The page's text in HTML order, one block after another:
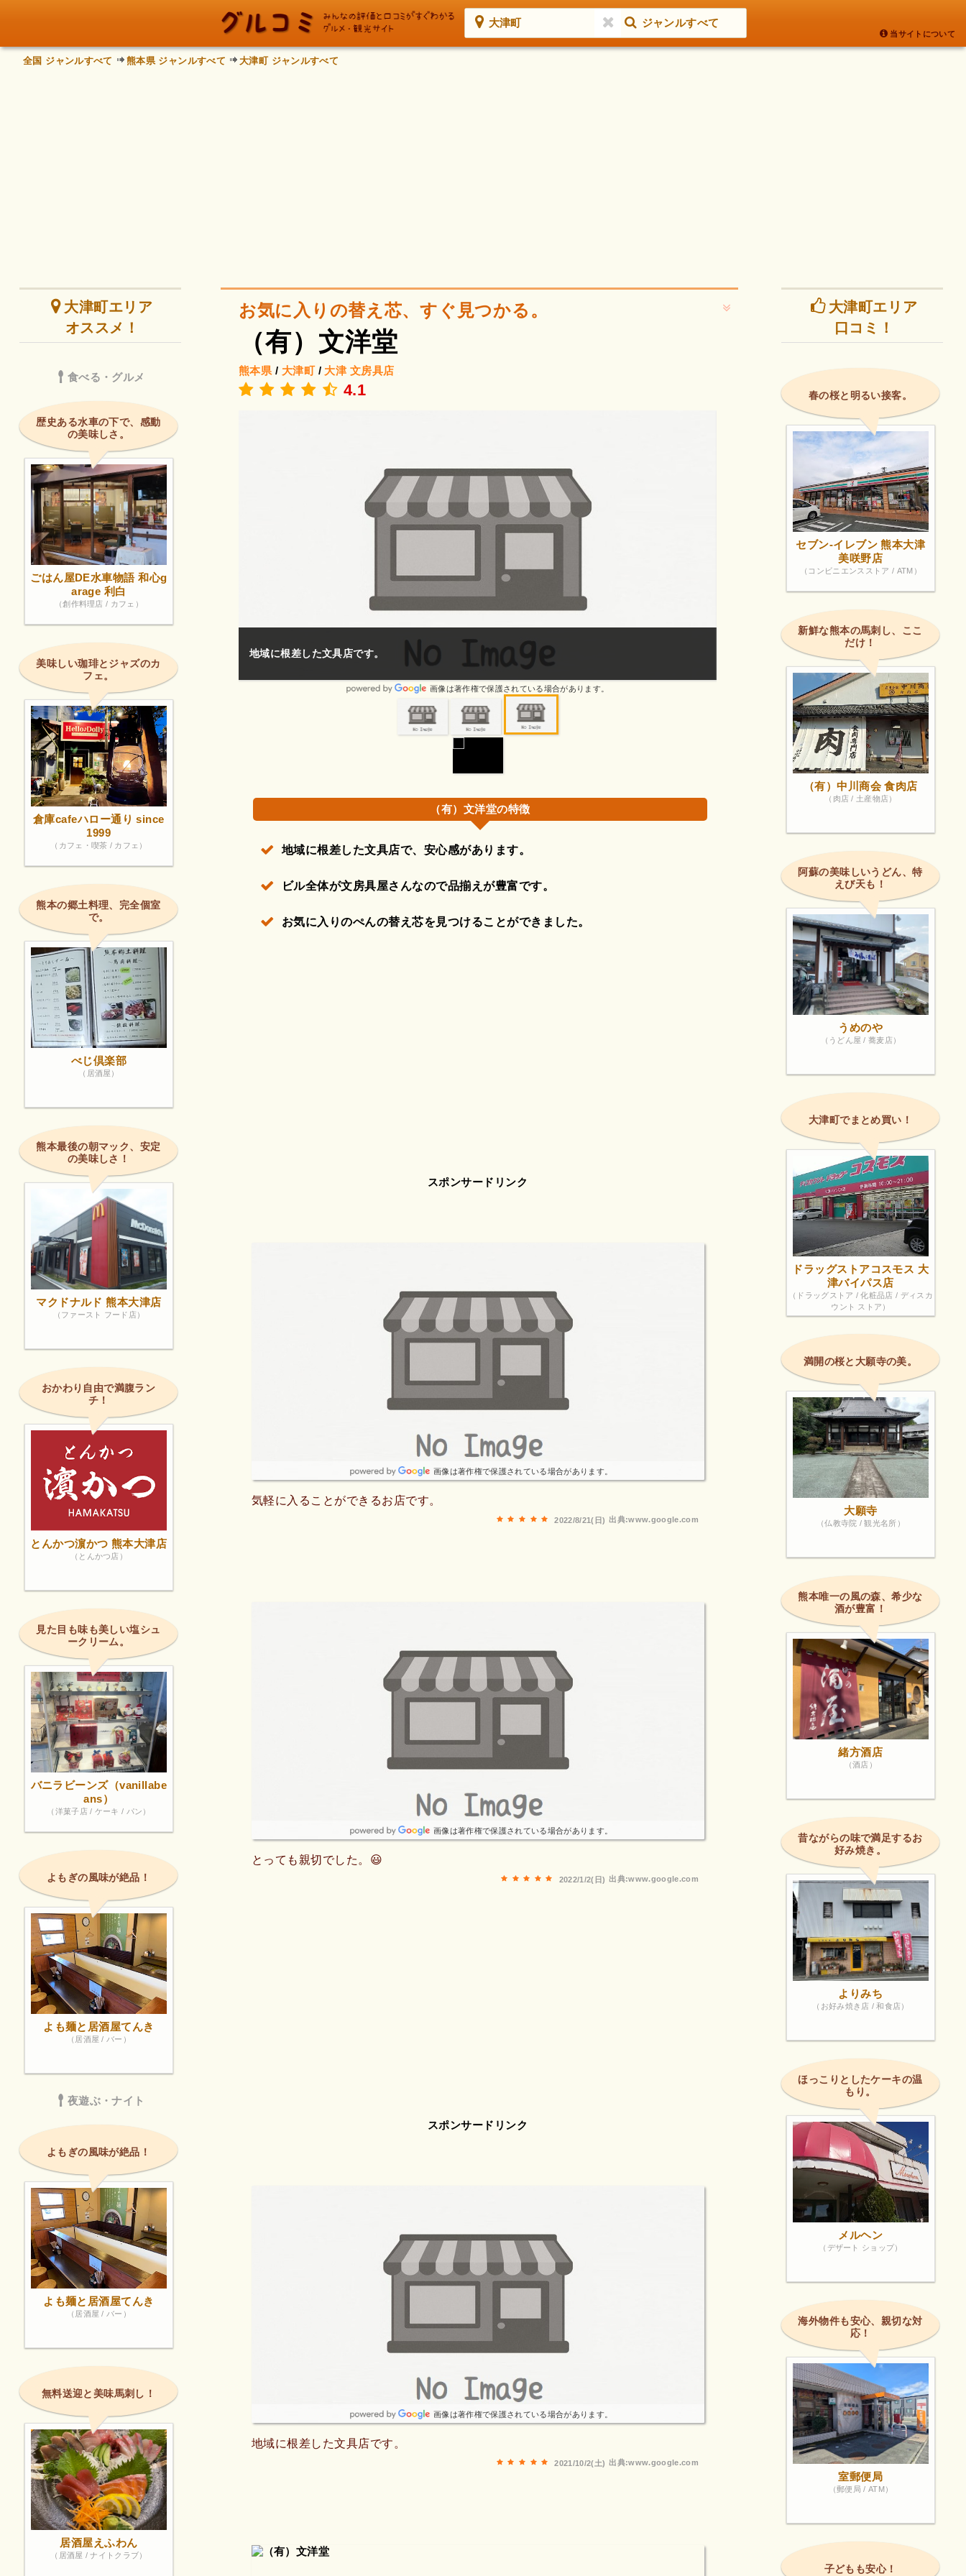
大津町 ジャンルすべて
当サイトについて
全国 ジャンルすべて 熊本県 ジャンルすべて 大津町 ジャンルすべて
お気に入りの替え芯、すぐ見つかる。
（有）文洋堂
熊本県 / 大津町/ 大津 文房具店
4.1
保護されている場合があります。
地域に根差した文具店です。
画像は著作権で保護されている場合があります。
おいてない文具もすぐに取り寄せていただけるの
画像は著作権
（有）文洋堂の特徴
地域に根差した文具店で、安心感があります。
ビル全体が文房具屋さんなので品揃えが豊富です。
お気に入りのぺんの替え芯を見つけることができました。
スポンサードリンク
画像は著作権で保護されている場合があります。
気軽に入ることができるお店です。
出典:www.google.com
2022/8/21(日)
画像は著作権で保護されている場合があります。
とっても親切でした。😃
出典:www.google.com
2022/1/2(日)
スポンサードリンク
画像は著作権で保護されている場合があります。
地域に根差した文具店です。
出典:www.google.com
2021/10/2(土)
大津町エリア
オススメ！
食べる・グルメ
歴史ある水車の下で、感動
の美味しさ。
ごはん屋DE水車物語 和心g
arage 利白
（創作料理店 / カフェ）
美味しい珈琲とジャズのカ
フェ。
倉庫cafeハロー通り since
1999
（カフェ・喫茶 / カフェ）
熊本の郷土料理、完全個室
で。
べじ倶楽部
（居酒屋）
熊本最後の朝マック、安定
の美味しさ！
マクドナルド 熊本大津店
（ファースト フード店）
おかわり自由で満腹ラン
チ！
とんかつ濵かつ 熊本大津店
（とんかつ店）
見た目も味も美しい塩シュ
ークリーム。
バニラビーンズ（vanillabe
ans）
（洋菓子店 / ケーキ / パン）
よもぎの風味が絶品！
よも麺と居酒屋てんき
（居酒屋 / バー）
夜遊ぶ・ナイト
よもぎの風味が絶品！
よも麺と居酒屋てんき
（居酒屋 / バー）
無料送迎と美味馬刺し！
居酒屋えふわん
（居酒屋 / ナイトクラブ）
大津町エリア
口コミ！
春の桜と明るい接客。
セブン-イレブン 熊本大津
美咲野店
（コンビニエンスストア / ATM）
新鮮な熊本の馬刺し、ここ
だけ！
（有）中川商会 食肉店
（肉店 / 土産物店）
阿蘇の美味しいうどん、特
えび天も！
うめのや
（うどん屋 / 蕎麦店）
大津町でまとめ買い！
ドラッグストアコスモス 大
津バイパス店
（ドラッグストア / 化粧品店 / ディスカ
ウント ストア）
満開の桜と大願寺の美。
大願寺
（仏教寺院 / 観光名所）
熊本唯一の風の森、希少な
酒が豊富！
緒方酒店
（酒店）
昔ながらの味で満足するお
好み焼き。
よりみち
（お好み焼き店 / 和食店）
ほっこりとしたケーキの温
もり。
メルヘン
（デザート ショップ）
海外物件も安心、親切な対
応！
室郵便局
（郵便局 / ATM）
子どもも安心！